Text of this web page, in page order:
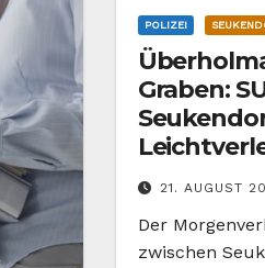
POLIZEI
Graben:
21. AUGUST
Der
zwischen